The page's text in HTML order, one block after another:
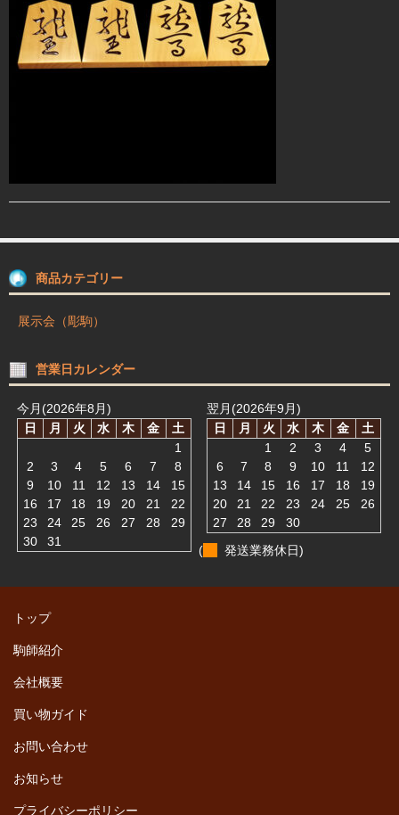
駒箱 駒台 布盤
駒師紹介
商品カテゴリー
展示会（彫駒）
営業日カレンダー
今月(2026年8月)
日
月 火 水 木 金
土
1
2
3 4 5 6 7
8
9
10 11 12 13 14
15
16
17 18 19 20 21
22
23
24 25 26 27 28
29
30
31
翌月(2026年9月)
日
月 火 水 木 金
土
1
2 3 4
5
6
7 8 9 10 11
12
13
14 15 16 17 18
19
20
21 22 23 24 25
26
27
28 29
30
(
発送業務休日)
トップ
駒師紹介
会社概要
買い物ガイド
お問い合わせ
お知らせ
プライバシーポリシー